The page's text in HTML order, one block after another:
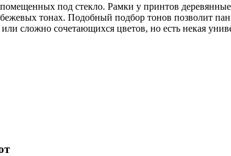
под стекло. Рамки у принтов
тонах. Подобный подбор тонов позволит
сложно сочетающихся цветов, но есть некая